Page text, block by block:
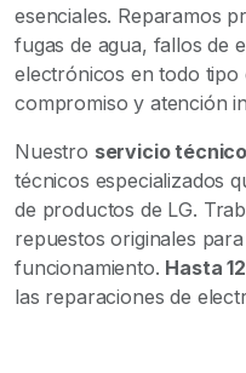
esenciales. Reparamos
fugas de agua, fallos de
electrónicos en todo tipo
compromiso y atención
Nuestro servicio
técnicos especializados
de productos de LG.
repuestos originales
funcionamiento. Hasta
las reparaciones de